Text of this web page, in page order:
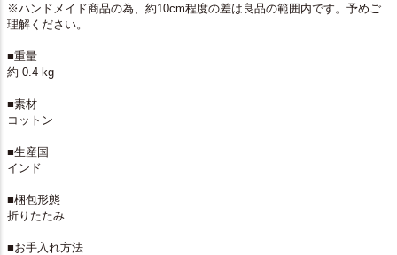
※ハンドメイド商品の為、約10cm程度の差は良品の範囲内です。予めご
理解ください。
■重量
約 0.4 kg
■素材
コットン
■生産国
インド
■梱包形態
折りたたみ
■お手入れ方法